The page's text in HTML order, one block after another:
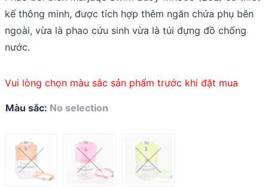
kế thông minh, được tích hợp thêm ngăn chứa phụ bên
ngoài, vừa là phao cứu sinh vừa là túi đựng đồ chống
nước.
Vui lòng chọn màu sắc sản phẩm trước khi đặt mua
Màu sắc: No selection